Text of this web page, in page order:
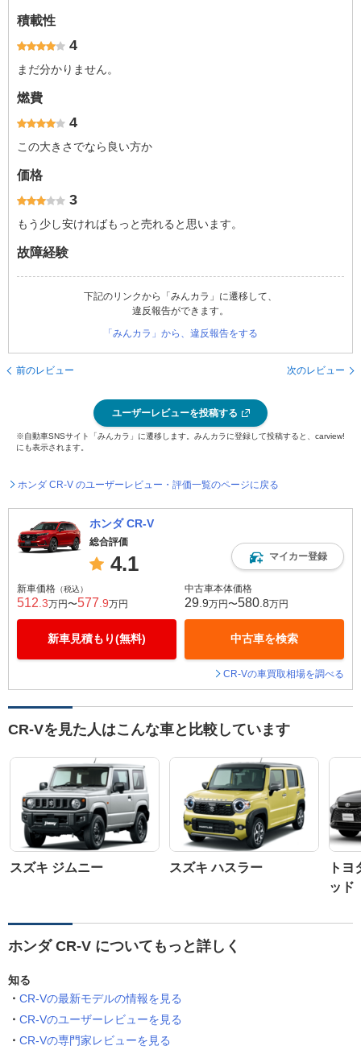
積載性
4
まだ分かりません。
燃費
4
この大きさでなら良い方か
価格
3
もう少し安ければもっと売れると思います。
故障経験
下記のリンクから「みんカラ」に遷移して、
違反報告ができます。
「みんカラ」から、違反報告をする
前のレビュー 次のレビュー
ユーザーレビューを投稿する
※自動車SNSサイト「みんカラ」に遷移します。みんカラに登録して投稿すると、carview!
にも表示されます。
ホンダ CR-V のユーザーレビュー・評価一覧のページに戻る
ホンダ CR-V
総合評価
4.1 マイカー登録
新車価格 （税込）
512 .3万円〜577 .9万円
新車見積もり(無料)
中古車本体価格
29 .9万円〜580 .8万円
中古車を検索
CR-Vの車買取相場を調べる
CR-Vを見た人はこんな車と比較しています
スズキ ジムニー スズキ ハスラー
ト
ッド
ホンダ CR-V についてもっと詳しく
知る
CR-Vの最新モデルの情報を見る
CR-Vのユーザーレビューを見る
CR-Vの専門家レビューを見る